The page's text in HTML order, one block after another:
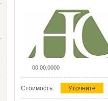
00.00.0000
Стоимость: Уточните